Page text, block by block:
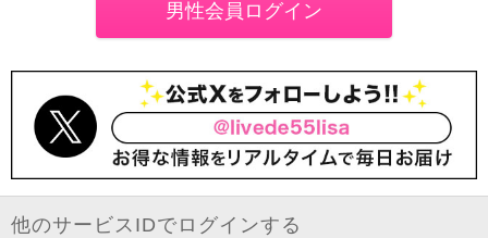
他のサービスIDでログインする